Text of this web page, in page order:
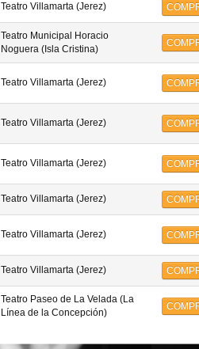
Teatro Villamarta (Jerez)
Teatro Municipal Horacio
Noguera (Isla Cristina)
Teatro Villamarta (Jerez)
Teatro Villamarta (Jerez)
Teatro Villamarta (Jerez)
Teatro Villamarta (Jerez)
Teatro Villamarta (Jerez)
Teatro Villamarta (Jerez)
Teatro Paseo de La Velada (La
Línea de la Concepción)